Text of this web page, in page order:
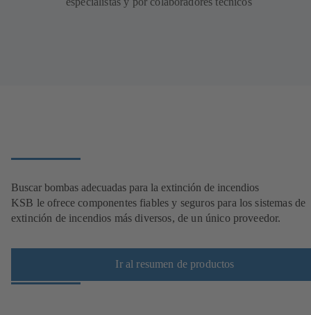
Buscar bombas adecuadas para la extinción de incendios
KSB le ofrece componentes fiables y seguros para los sistemas de
extinción de incendios más diversos, de un único proveedor.
Ir al resumen de productos